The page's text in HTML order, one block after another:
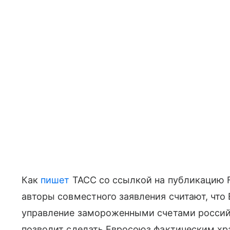
Как пишет ТАСС со ссылкой на публикацию
авторы совместного заявления считают,
управление замороженными счетами